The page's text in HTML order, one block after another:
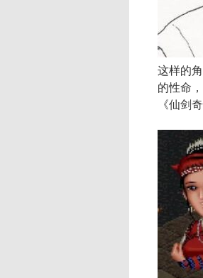
这样的
的性命
《仙剑